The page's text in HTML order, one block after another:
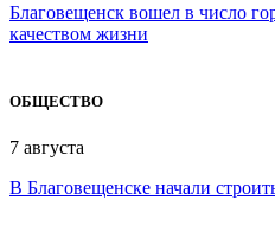
Благовещенск вошел в число
качеством жизни
ОБЩЕСТВО
7 августа
В Благовещенске начали